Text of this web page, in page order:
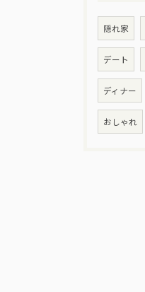
隠れ家
デート
ディナー
おしゃれ